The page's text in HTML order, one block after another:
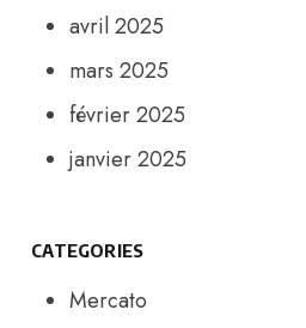
avril 2025
mars 2025
février 2025
janvier 2025
CATEGORIES
Mercato